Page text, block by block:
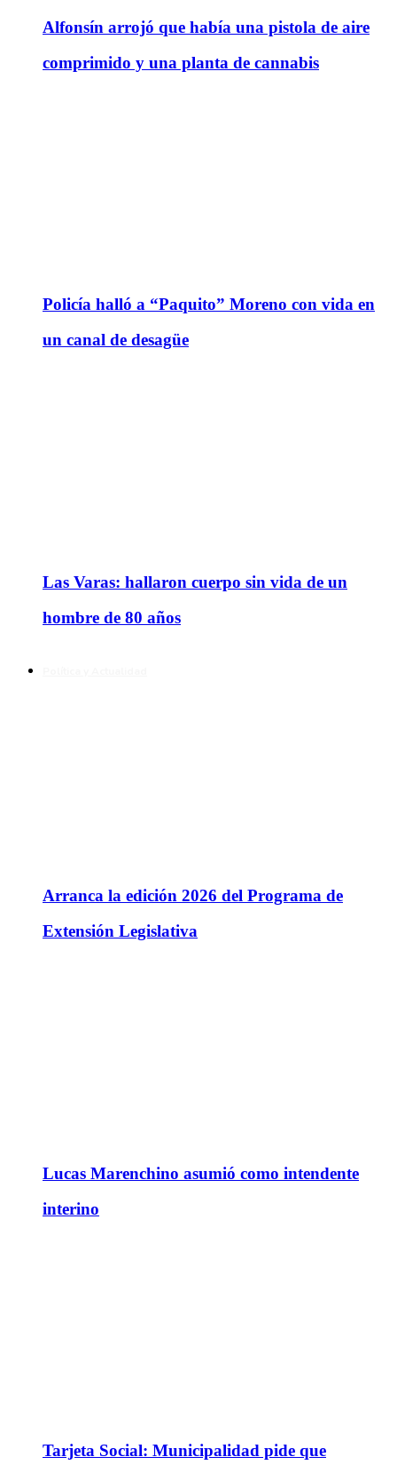
Alfonsín arrojó que había una pistola de aire
comprimido y una planta de cannabis
Policía halló a “Paquito” Moreno con vida en
un canal de desagüe
Las Varas: hallaron cuerpo sin vida de un
hombre de 80 años
Arranca la edición 2026 del Programa de
Extensión Legislativa
Lucas Marenchino asumió como intendente
interino
Tarjeta Social: Municipalidad pide que